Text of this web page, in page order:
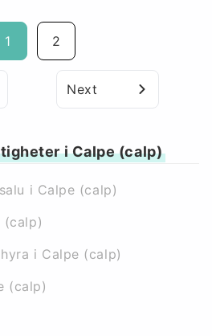
1 2
Next
i Calpe (calp)
i Calpe (calp)
(calp)
i Calpe (calp)
(calp)